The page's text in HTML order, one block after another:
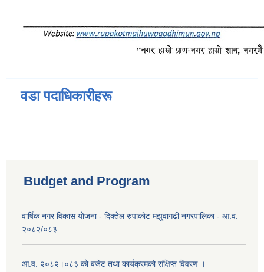
वडा पदाधिकारीहरू
Budget and Program
वार्षिक नगर विकास योजना - दिक्तेल रुपाकोट मझुवागढी नगरपालिका - आ.व.
२०८२/०८३
आ.व. २०८२।०८३ को बजेट तथा कार्यक्रमको संक्षिप्त विवरण ।